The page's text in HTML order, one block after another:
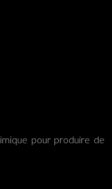
pour produire de